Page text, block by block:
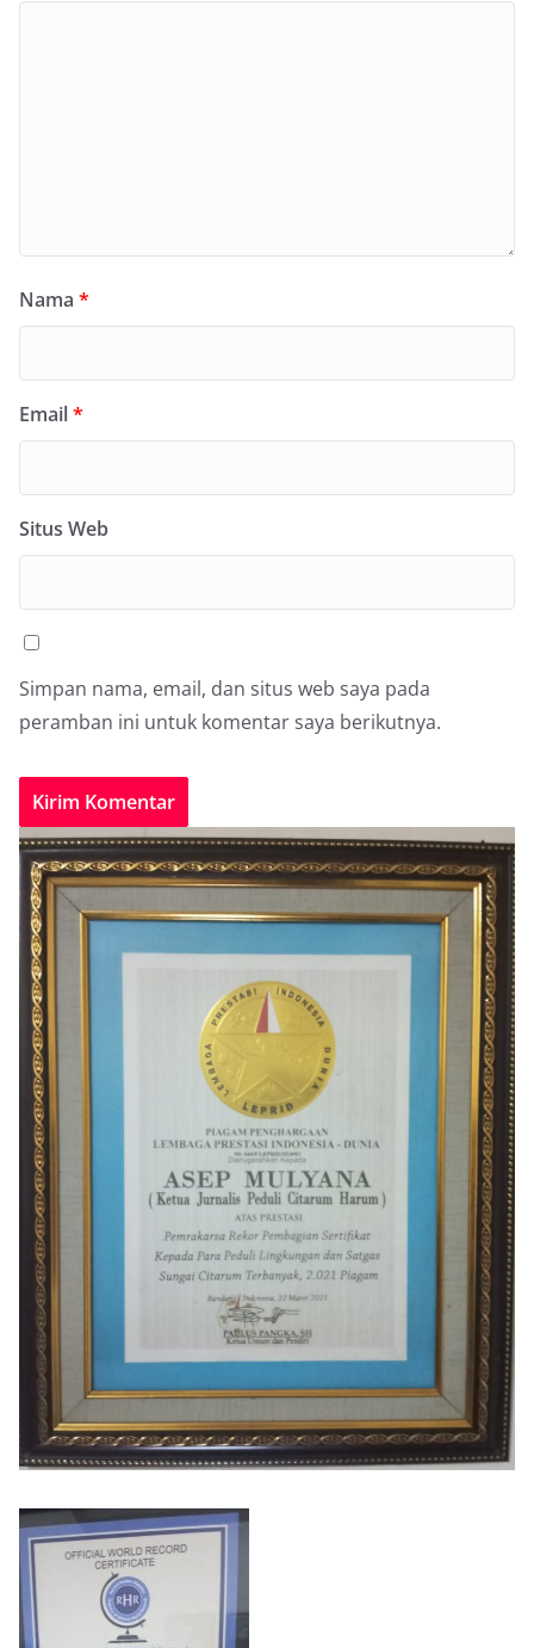
Nama *
Email*
Situs Web
Simpan nama, email, dan situs web saya pada
peramban ini untuk komentar saya berikutnya.